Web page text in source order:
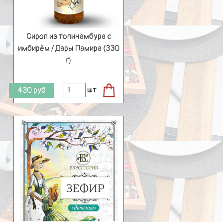
Сироп из топинамбура с
имбирём / Дары Памира (330
г)
430 руб шт